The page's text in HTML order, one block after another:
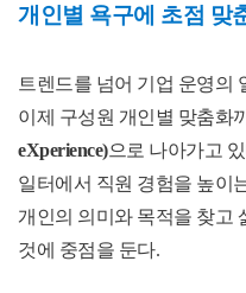
개인별 욕구에 초점 맞
트렌드를 넘어 기업 운영의
이제 구성원 개인별 맞춤화
eXperience)으로 나아가고 있
일터에서 직원 경험을 높이
개인의 의미와 목적을 찾고
것에 중점을 둔다.